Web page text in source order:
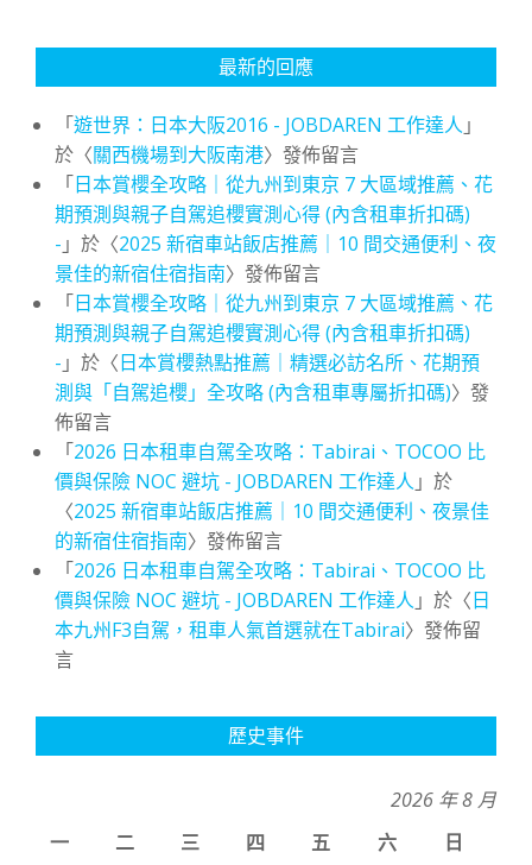
最新的回應
「遊世界：日本大阪2016 - JOBDAREN 工作達人 」
於〈關西機場到大阪南港〉發佈留言
「日本賞櫻全攻略｜從九州到東京 7 大區域推薦、花
期預測與親子自駕追櫻實測心得 (內含租車折扣碼)
- 」於〈2025 新宿車站飯店推薦｜10 間交通便利、夜
景佳的新宿住宿指南〉發佈留言
「日本賞櫻全攻略｜從九州到東京 7 大區域推薦、花
期預測與親子自駕追櫻實測心得 (內含租車折扣碼)
- 」於〈日本賞櫻熱點推薦｜精選必訪名所、花期預
測與「自駕追櫻」全攻略 (內含租車專屬折扣碼)〉發
佈留言
「2026 日本租車自駕全攻略：Tabirai、TOCOO 比
價與保險 NOC 避坑 - JOBDAREN 工作達人 」於
〈2025 新宿車站飯店推薦｜10 間交通便利、夜景佳
的新宿住宿指南〉發佈留言
「2026 日本租車自駕全攻略：Tabirai、TOCOO 比
價與保險 NOC 避坑 - JOBDAREN 工作達人 」於〈日
本九州F3自駕，租車人氣首選就在Tabirai〉發佈留
言
歷史事件
2026 年 8 月
一
二 三 四 五 六
日